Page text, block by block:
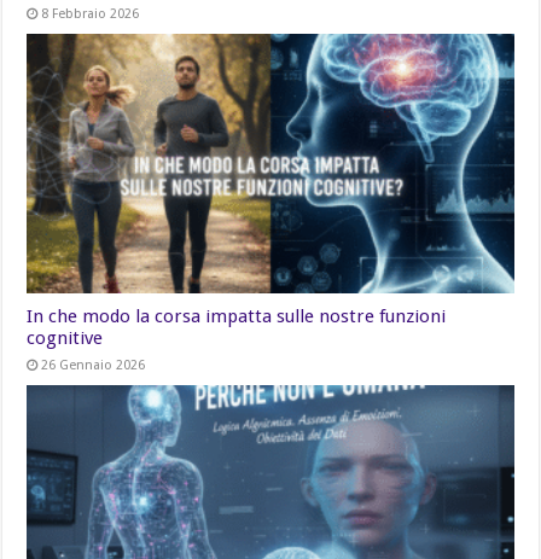
8 Febbraio 2026
In che modo la corsa impatta sulle nostre funzioni
cognitive
26 Gennaio 2026